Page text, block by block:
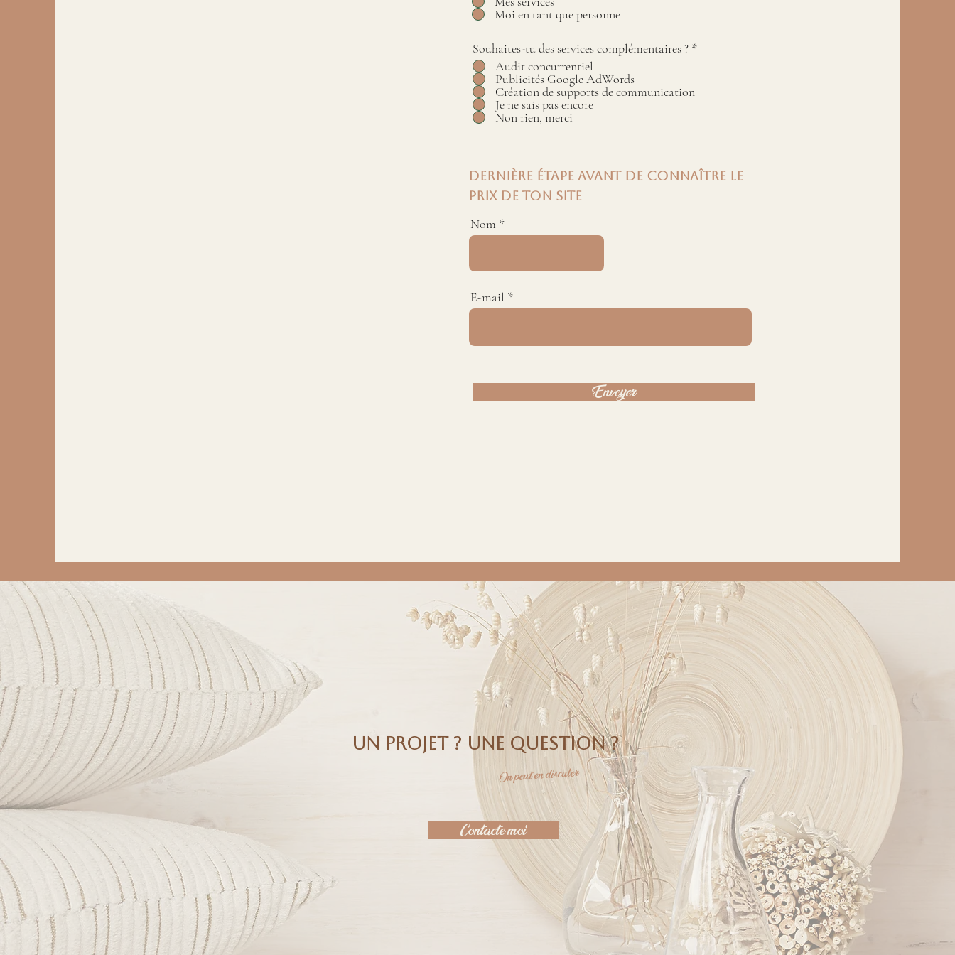
Moi en tant que personne
Souhaites-tu des services complémentaires ? *
Audit concurrentiel
Publicités Google AdWords
Création de supports de communication
Je ne sais pas encore
Non rien, merci
Dernière étape avant de connaître le
prix de ton site
Nom
E-mail
Envoyer
UN PROJET ? Une question ?
On peut en discuter
Contacte moi